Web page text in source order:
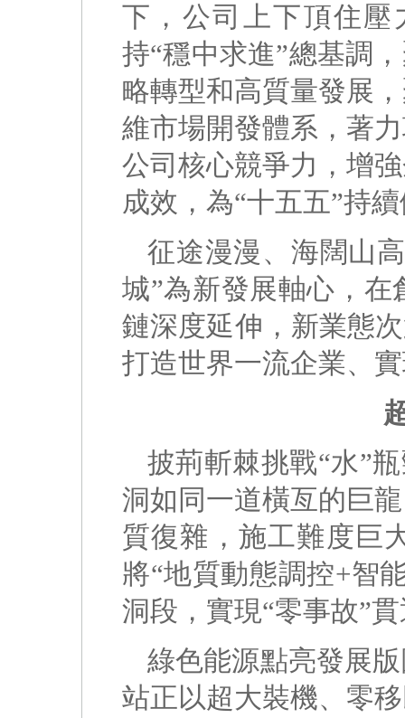
下，公司上下頂住
持“穩中求進”總基調
略轉型和高質量發展
維市場開發體系，著
公司核心競爭力，增
成效，為“十五五”持
征途漫漫、海闊山
城”為新發展軸心，
鏈深度延伸，新業態
打造世界一流企業、
披荊斬棘挑戰“水”
洞如同一道橫亙的巨
質復雜，施工難度巨
將“地質動態調控+智
洞段，實現“零事故”
綠色能源點亮發展
站正以超大裝機、零